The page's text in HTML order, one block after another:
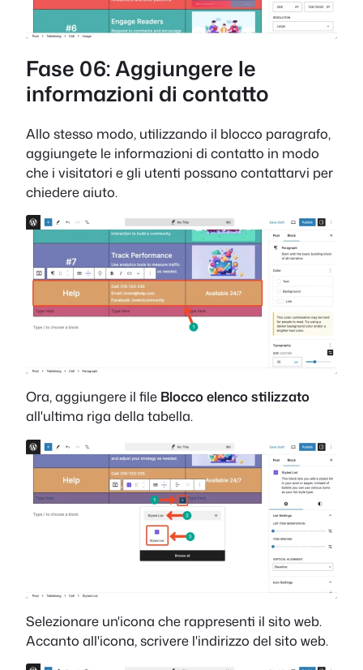
Fase 06: Aggiungere le
informazioni di contatto
Allo stesso modo, utilizzando il blocco paragrafo,
aggiungete le informazioni di contatto in modo
che i visitatori e gli utenti possano contattarvi per
chiedere aiuto.
Ora, aggiungere il file Blocco elenco stilizzato
all'ultima riga della tabella.
Selezionare un'icona che rappresenti il sito web.
Accanto all'icona, scrivere l'indirizzo del sito web.